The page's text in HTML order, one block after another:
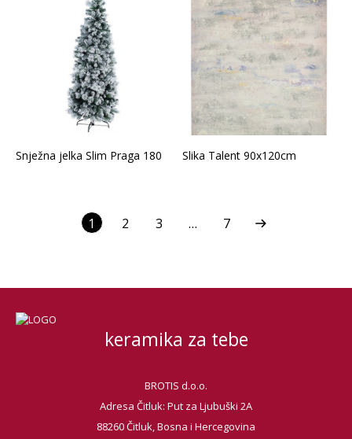
Snježna jelka Slim Praga 180 Slika Talent 90x120cm
1 2 3 … 7
keramika za tebe
BROTIS d.o.o.
Adresa Čitluk: Put za Ljubuški 2A
88260 Čitluk, Bosna i Hercegovina